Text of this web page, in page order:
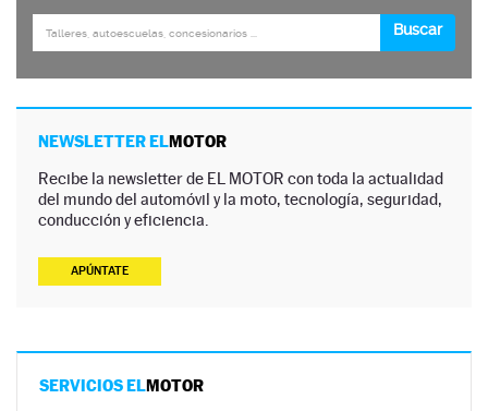
NEWSLETTER ELMOTOR
Recibe la newsletter de EL MOTOR con toda la actualidad
del mundo del automóvil y la moto, tecnología, seguridad,
conducción y eficiencia.
APÚNTATE
SERVICIOS ELMOTOR